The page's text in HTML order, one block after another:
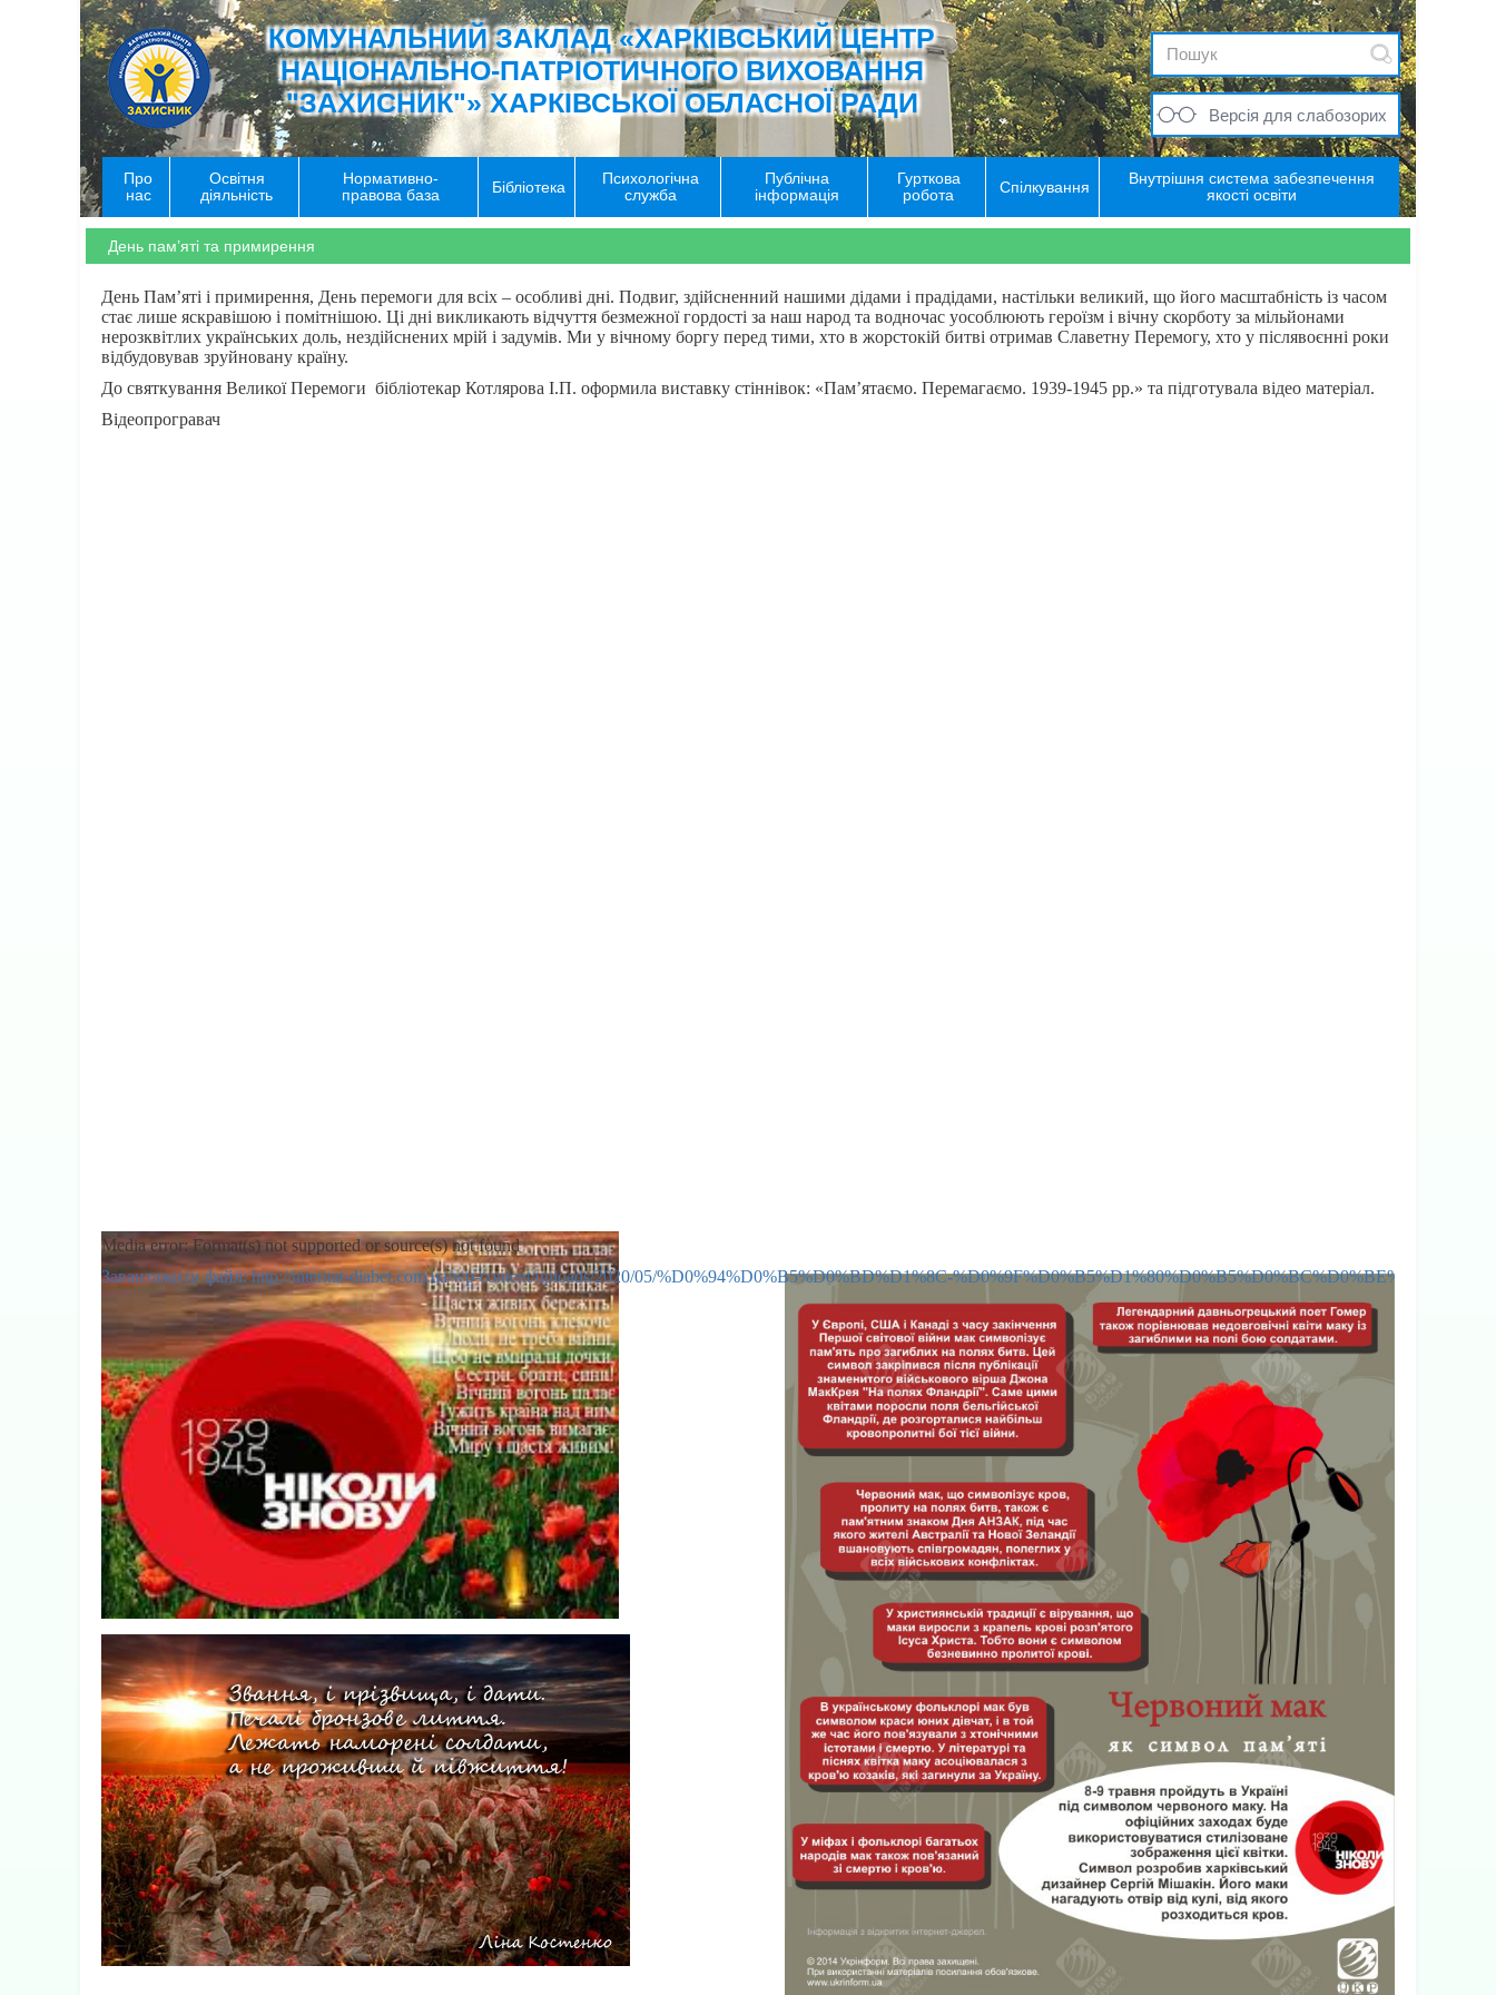
КОМУНАЛЬНИЙ ЗАКЛАД «ХАРКІВСЬКИЙ ЦЕНТР
НАЦІОНАЛЬНО-ПАТРІОТИЧНОГО ВИХОВАННЯ
"ЗАХИСНИК"» ХАРКІВСЬКОЇ ОБЛАСНОЇ РАДИ
Версія для слабозорих
Про
нас
Освітня
діяльність
Нормативно-
правова база
Бібліотека
Психологічна
служба
Публічна
інформація
Гурткова
робота
Спілкування
Внутрішня система забезпечення
якості освіти
День пам’яті та примирення
День Пам’яті і примирення, День перемоги для всіх – особливі дні. Подвиг, здійсненний нашими дідами і прадідами, настільки великий, що його масштабність із часом
стає лише яскравішою і помітнішою. Ці дні викликають відчуття безмежної гордості за наш народ та водночас уособлюють героїзм і вічну скорботу за мільйонами
нерозквітлих українських доль, нездійснених мрій і задумів. Ми у вічному боргу перед тими, хто в жорстокій битві отримав Славетну Перемогу, хто у післявоєнні роки
відбудовував зруйновану країну.
До святкування Великої Перемоги бібліотекар Котлярова І.П. оформила виставку стіннівок: «Пам’ятаємо. Перемагаємо. 1939-1945 рр.» та підготувала відео матеріал.
Відеопрогравач
Media error: Format(s) not supported or source(s) not found
Завантажити файл: http://internat-diabet.com.ua/wp-content/uploads/2020/05/%D0%94%D0%B5%D0%BD%D1%8C-
00:00
Використовуйте клавіші зі стрілками Вгору/Вниз для збільшення чи зменшення гучності.